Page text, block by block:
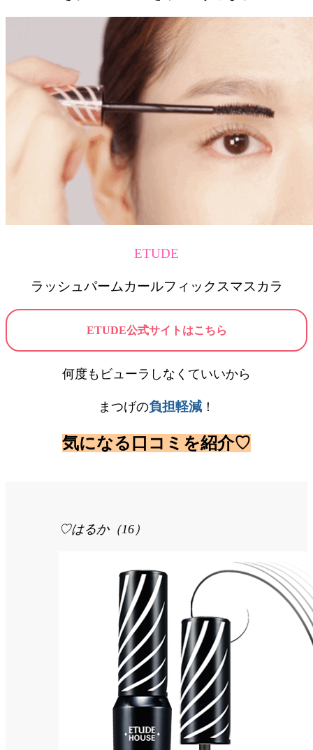
ETUDE
ラッシュパームカールフィックスマスカラ
ETUDE公式サイトはこちら
何度もビューラしなくていいから
まつげの負担軽減 ！
気になる口コミを紹介♡
♡はるか（16）